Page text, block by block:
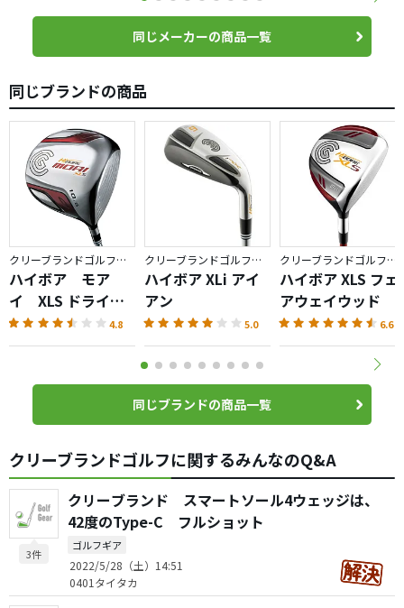
同じメーカーの商品一覧
同じブランドの商品
クリーブランドゴルフ／ハイボア
ハイボア モア
イ XLS ドライバ
ー
4.8
クリーブランドゴルフ／ハイボア
ハイボア XLi アイ
アン
5.0
クリーブランドゴルフ／ハイボア
ハイボア XLS フェ
アウェイウッド
6.6
同じブランドの商品一覧
クリーブランドゴルフに関するみんなのQ&A
3件
クリーブランド スマートソール4ウェッジは、
42度のType-C フルショット
ゴルフギア
2022/5/28（土）14:51
0401タイタカ